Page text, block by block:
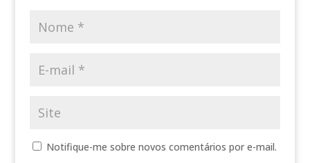
Notifique-me sobre novos comentários por e-mail.